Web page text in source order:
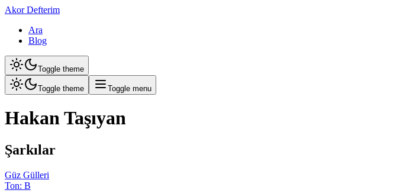
Akor Defterim
Ara
Blog
Toggle theme
Toggle theme Toggle menu
Hakan Taşıyan
Şarkılar
Güz Gülleri
Ton: B